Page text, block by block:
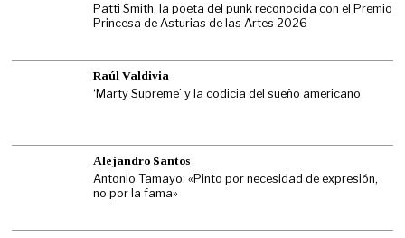
Patti Smith, la poeta del punk reconocida con el Premio
Princesa de Asturias de las Artes 2026
Raúl Valdivia
‘Marty Supreme’ y la codicia del sueño americano
Alejandro Santos
Antonio Tamayo: «Pinto por necesidad de expresión,
no por la fama»